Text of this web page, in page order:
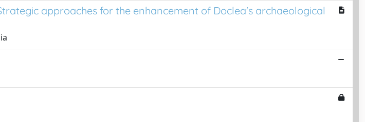
approaches for the enhancement of Doclea's archaeological